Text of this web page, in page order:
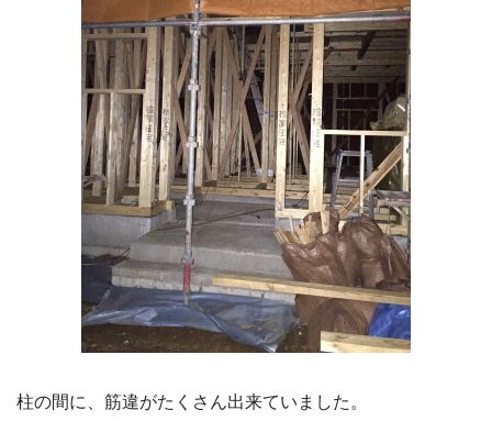
柱の間に、筋違がたくさん出来ていました。